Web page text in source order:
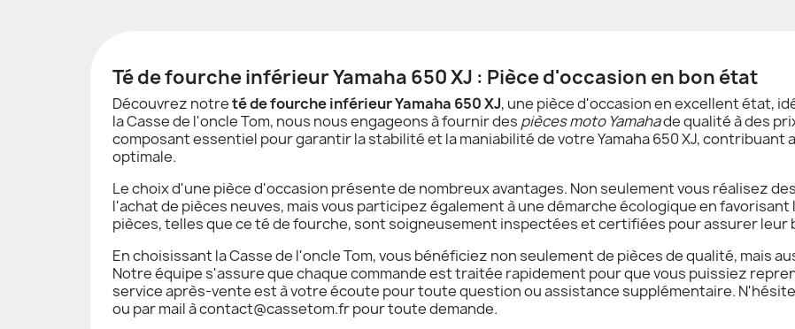
Té de fourche inférieur Yamaha 650 XJ : Pièce d'occasion en bon état
Découvrez notreté de fourche inférieur Yamaha 650 XJ, une pièce d'occasion en excellent état,
la Casse de l'oncle Tom, nous nous engageons à fournir des pièces moto Yamahade qualité à des
composant essentiel pour garantir la stabilité et la maniabilité de votre Yamaha 650 XJ, contribuant
optimale.
Le choix d'une pièce d'occasion présente de nombreux avantages. Non seulement vous réalisez
l'achat de pièces neuves, mais vous participez également à une démarche écologique en
pièces, telles que ce té de fourche, sont soigneusement inspectées et certifiées pour assurer
En choisissant la Casse de l'oncle Tom, vous bénéficiez non seulement de pièces de qualité, mais
Notre équipe s'assure que chaque commande est traitée rapidement pour que vous puissiez
service après-vente est à votre écoute pour toute question ou assistance supplémentaire.
ou par mail à contact@cassetom.fr pour toute demande.